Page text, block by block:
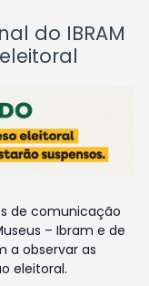
do IBRAM
de comunicação
– Ibram e de
a observar as
eleitoral.